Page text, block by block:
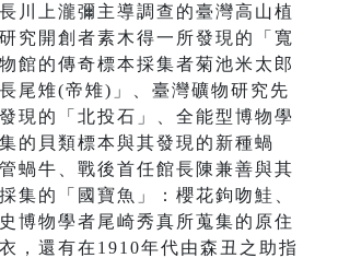
川上瀧彌主導調查的臺灣高山植
究開創者素木得一所發現的「寬
館的傳奇標本採集者菊池米太郎
尾雉(帝雉)」、臺灣礦物研究先
現的「北投石」、全能型博物學
的貝類標本與其發現的新種蝸
蝸牛、戰後首任館長陳兼善與其
集的「國寶魚」：櫻花鉤吻鮭、
博物學者尾崎秀真所蒐集的原住
，還有在1910年代由森丑之助指